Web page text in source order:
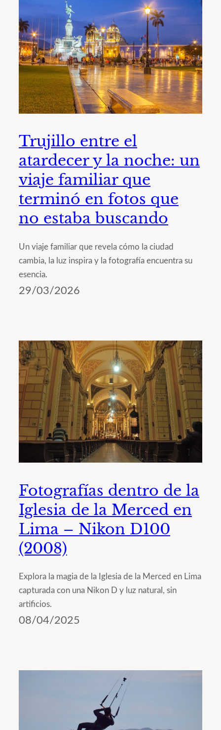
Trujillo entre el
atardecer y la noche: un
viaje familiar que
terminó en fotos que
no estaba buscando
Un viaje familiar que revela cómo la ciudad
cambia, la luz inspira y la fotografía encuentra su
esencia.
29/03/2026
Fotografías dentro de la
Iglesia de la Merced en
Lima – Nikon D100
(2008)
Explora la magia de la Iglesia de la Merced en Lima
capturada con una Nikon D y luz natural, sin
artificios.
08/04/2025